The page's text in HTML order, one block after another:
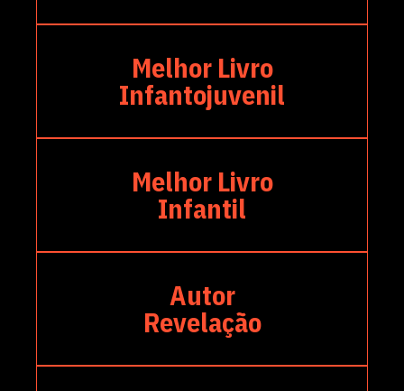
Melhor Livro
Infantojuvenil
Melhor Livro
Infantil
Autor
Revelação